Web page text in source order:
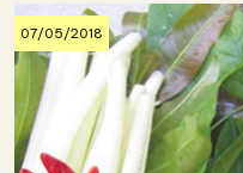
07/05/2018